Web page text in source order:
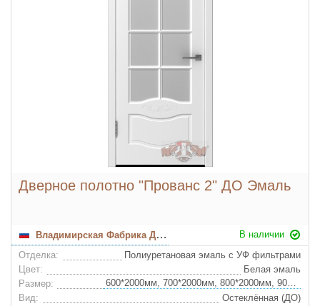
Дверное полотно "Прованс 2" ДО Эмаль
Владимирская Фабрика Дверей
В наличии
Отделка:
Полиуретановая эмаль с УФ фильтрами
Цвет:
Белая эмаль
Размер:
600*2000мм, 700*2000мм, 800*2000мм, 900*2000мм
Вид:
Остеклённая (ДО)